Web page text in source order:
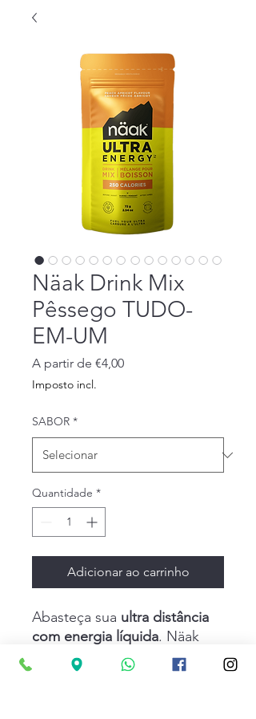
Näak Drink Mix
Pêssego TUDO-
EM-UM
A partir de €4,00Preço
Imposto incl.
SABOR *
Quantidade *
Adicionar ao carrinho
Abasteça sua ultra distância
com energia líquida. Näak
Ultra Energy™ Drink Mix
fornece 250 calorias ou 55g